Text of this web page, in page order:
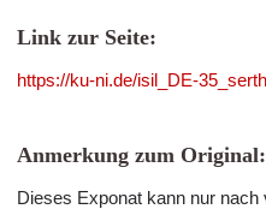
Link zur Seite:
https://ku-ni.de/isil_DE-
Anmerkung zum Original:
Dieses Exponat kann nur